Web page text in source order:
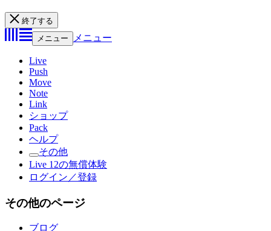
終了する
メニュー
メニュー
Live
Push
Move
Note
Link
ショップ
Pack
ヘルプ
その他
Live 12の無償体験
ログイン／登録
その他のページ
ブログ